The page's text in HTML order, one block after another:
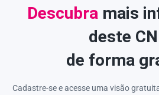
Descubra mais
deste
de forma
Cadastre-se e acesse uma visão